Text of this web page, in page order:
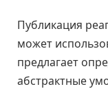
Публикация
может
предлагает
абстрактные